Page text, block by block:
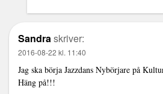
Sandraskriver:
2016-08-22 kl. 11:40
Jag ska börja Jazzdans Nybörjare på
Häng på!!!